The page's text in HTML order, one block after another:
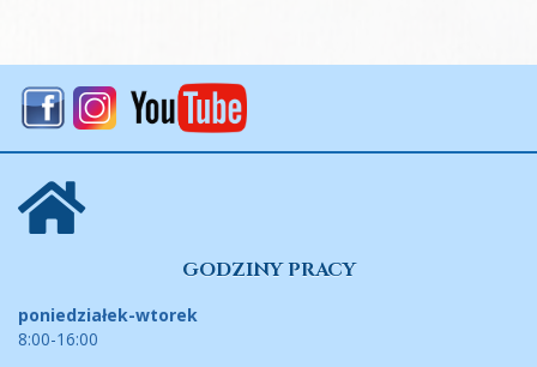
GODZINY PRACY
poniedziałek-wtorek
8:00-16:00